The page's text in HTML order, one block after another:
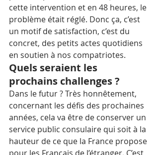
cette intervention et en 48 heures, le
problème était réglé. Donc ça, c’est
un motif de satisfaction, c’est du
concret, des petits actes quotidiens
en soutien à nos compatriotes.
Quels seraient les
prochains challenges ?
Dans le futur ? Très honnêtement,
concernant les défis des prochaines
années, cela va être de conserver un
service public consulaire qui soit à la
hauteur de ce que la France propose